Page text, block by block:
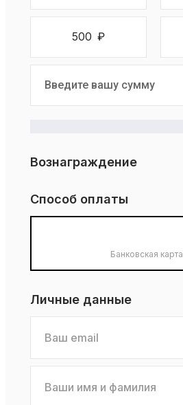
500 ₽
Вознаграждение
Способ оплаты
Банковская карта
Личные данные